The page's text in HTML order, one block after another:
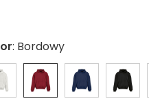
: Bordowy